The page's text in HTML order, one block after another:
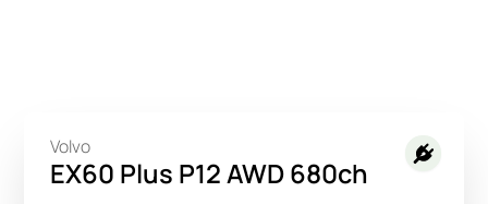
Volvo
EX60 Plus P12 AWD 680ch